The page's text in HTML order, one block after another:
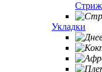
Укладки